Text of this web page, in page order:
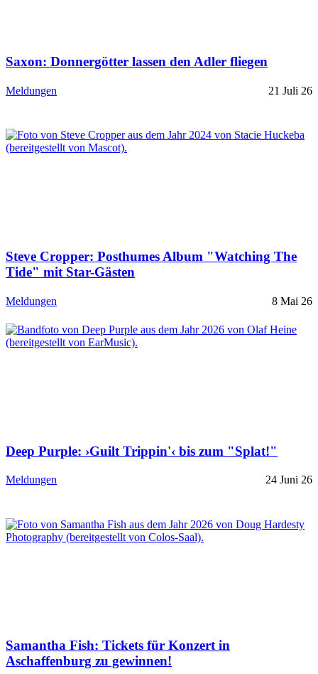
Saxon: Donnergötter lassen den Adler fliegen
Meldungen 21 Juli 26
Steve Cropper: Posthumes Album "Watching The
Tide" mit Star-Gästen
Meldungen 8 Mai 26
Deep Purple: ›Guilt Trippin'‹ bis zum "Splat!"
Meldungen 24 Juni 26
Samantha Fish: Tickets für Konzert in
Aschaffenburg zu gewinnen!